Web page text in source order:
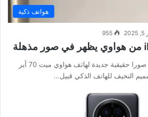
هواتف ذكية
955
أظهرت تسريبات حديثة صورا حقيقية جديدة لهاتف هواوي ميت 70 آير